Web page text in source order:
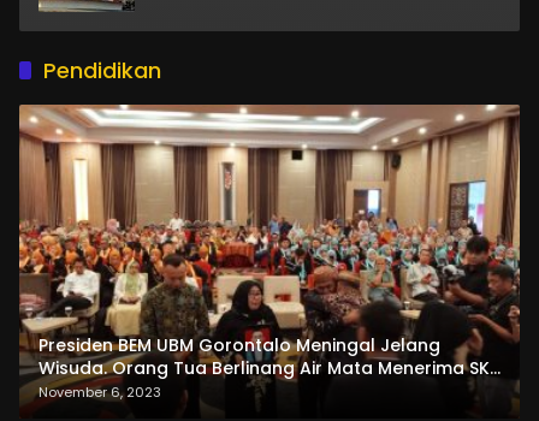
Pendidikan
Presiden BEM UBM Gorontalo Meningal Jelang
Wisuda. Orang Tua Berlinang Air Mata Menerima SKL
dan Pemasangan Salempang
November 6, 2023